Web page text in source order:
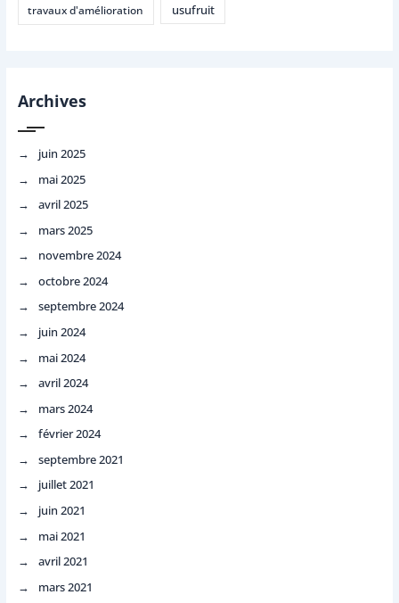
travaux d'amélioration usufruit
Archives
juin 2025
mai 2025
avril 2025
mars 2025
novembre 2024
octobre 2024
septembre 2024
juin 2024
mai 2024
avril 2024
mars 2024
février 2024
septembre 2021
juillet 2021
juin 2021
mai 2021
avril 2021
mars 2021